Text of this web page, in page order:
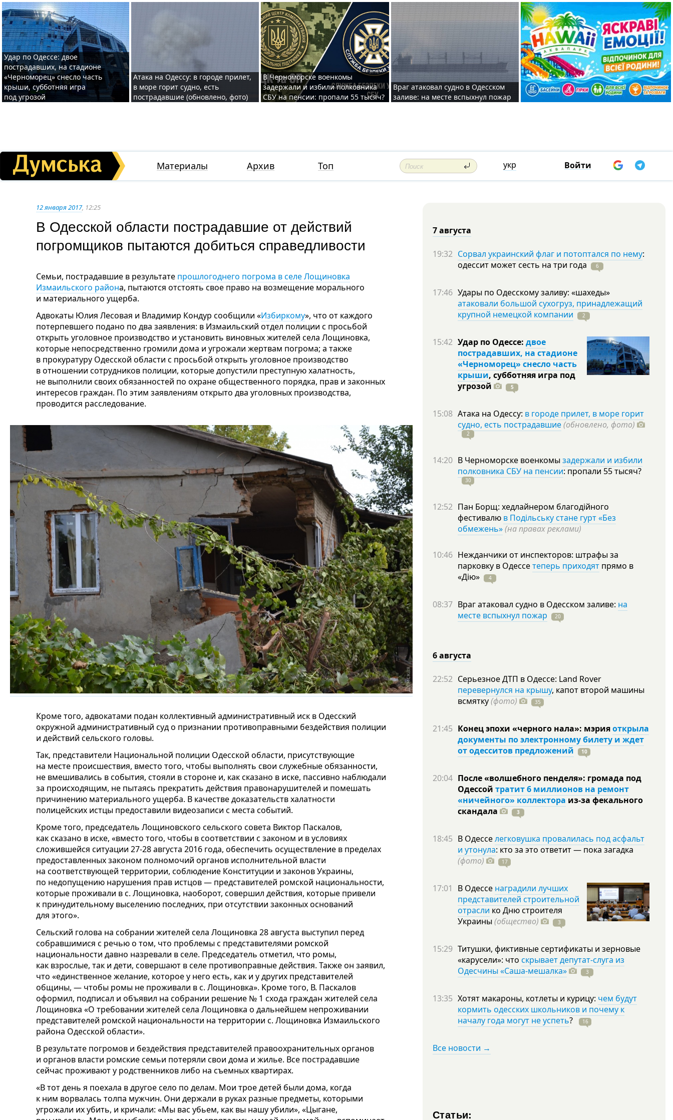
Удар по Одессе: двое
пострадавших, на стадионе
«Черноморец» снесло часть
крыши, субботняя игра
под угрозой
Атака на Одессу: в городе прилет,
в море горит судно, есть
пострадавшие (обновлено, фото)
В Черноморске военкомы
задержали и избили полковника
СБУ на пенсии: пропали 55 тысяч?
Враг атаковал судно в Одесском
заливе: на месте вспыхнул пожар
Материалы Архив Топ укр Войти
12 января 2017, 12:25
В Одесской области пострадавшие от действий
погромщиков пытаются добиться справедливости
Семьи, пострадавшие в результате прошлогоднего погрома в селе Лощиновка
Измаильского района, пытаются отстоять свое право на возмещение морального
и материального ущерба.
Адвокаты Юлия Лесовая и Владимир Кондур сообщили «Избиркому», что от каждого
потерпевшего подано по два заявления: в Измаильский отдел полиции с просьбой
открыть уголовное производство и установить виновных жителей села Лощиновка,
которые непосредственно громили дома и угрожали жертвам погрома; а также
в прокуратуру Одесской области с просьбой открыть уголовное производство
в отношении сотрудников полиции, которые допустили преступную халатность,
не выполнили своих обязанностей по охране общественного порядка, прав и законных
интересов граждан. По этим заявлениям открыто два уголовных производства,
проводится расследование.
Кроме того, адвокатами подан коллективный административный иск в Одесский
окружной административный суд о признании противоправными бездействия полиции
и действий сельского головы.
Так, представители Национальной полиции Одесской области, присутствующие
на месте происшествия, вместо того, чтобы выполнять свои служебные обязанности,
не вмешивались в события, стояли в стороне и, как сказано в иске, пассивно наблюдали
за происходящим, не пытаясь прекратить действия правонарушителей и помешать
причинению материального ущерба. В качестве доказательств халатности
полицейских истцы предоставили видеозаписи с места событий.
Кроме того, председатель Лощиновского сельского совета Виктор Паскалов,
как сказано в иске, «вместо того, чтобы в соответствии с законом и в условиях
сложившейся ситуации 27-28 августа 2016 года, обеспечить осуществление в пределах
предоставленных законом полномочий органов исполнительной власти
на соответствующей территории, соблюдение Конституции и законов Украины,
по недопущению нарушения прав истцов — представителей ромской национальности,
которые проживали в с. Лощиновка, наоборот, совершил действия, которые привели
к принудительному выселению последних, при отсутствии законных оснований
для этого».
Сельский голова на собрании жителей села Лощиновка 28 августа выступил перед
собравшимися с речью о том, что проблемы с представителями ромской
национальности давно назревали в селе. Председатель отметил, что ромы,
как взрослые, так и дети, совершают в селе противоправные действия. Также он заявил,
что «единственное желание, которое у него есть, как и у других представителей
общины, — чтобы ромы не проживали в с. Лощиновка». Кроме того, В. Паскалов
оформил, подписал и объявил на собрании решение № 1 схода граждан жителей села
Лощиновка «О требовании жителей села Лощиновка о дальнейшем непроживании
представителей ромской национальности на территории с. Лощиновка Измаильского
района Одесской области».
В результате погромов и бездействия представителей правоохранительных органов
и органов власти ромские семьи потеряли свои дома и жилье. Все пострадавшие
сейчас проживают у родственников либо на съемных квартирах.
«В тот день я поехала в другое село по делам. Мои трое детей были дома, когда
к ним ворвалась толпа мужчин. Они держали в руках разные предметы, которыми
угрожали их убить, и кричали: «Мы вас убьем, как вы нашу убили», «Цыгане,
7 августа
19:32 Сорвал украинский флаг и потоптался по нему:
одессит может сесть на три года 6
17:46 Удары по Одесскому заливу: «шахеды»
атаковали большой сухогруз, принадлежащий
крупной немецкой компании
2
15:42 Удар по Одессе: двое
пострадавших, на стадионе
«Черноморец» снесло часть
крыши, субботняя игра под
угрозой
5
15:08 Атака на Одессу: в городе прилет, в море горит
судно, есть пострадавшие(обновлено, фото)
2
14:20 В Черноморске военкомы задержали и избили
полковника СБУ на пенсии: пропали 55тысяч?
30
12:52 Пан Борщ: хедлайнером благодійного
фестивалю в Подільську стане гурт «Без
обмежень»(на правах реклами)
10:46 Нежданчики от инспекторов: штрафы за
парковку в Одессетеперь приходят прямо в
«Дію»
4
08:37 Враг атаковал судно в Одесском заливе: на
месте вспыхнул пожар
20
6 августа
22:52 Серьезное ДТП в Одессе: Land Rover
перевернулся на крышу, капот второй машины
всмятку(фото) 35
21:45 Конец эпохи «черного нала»: мэрияоткрыла
документы по электронному билету и ждет
от одесситов предложений
10
20:04 После «волшебного пенделя»: громада под
Одессой тратит 6 миллионов на ремонт
«ничейного» коллектора из-за фекального
скандала
3
18:45 В Одесселегковушка провалилась под асфальт
и утонула: кто за это ответит — пока загадка
(фото)
17
17:01 В Одессе наградили лучших
представителей строительной
отрасли ко Дню строителя
Украины (общество) 3
15:29 Титушки, фиктивные сертификаты и зерновые
«карусели»: что скрывает депутат-слуга из
Одесчины «Саша-мешалка»
3
13:35 Хотят макароны, котлеты и курицу: чем будут
кормить одесских школьников и почему к
началу года могут не успеть? 16
Все новости →
Статьи: